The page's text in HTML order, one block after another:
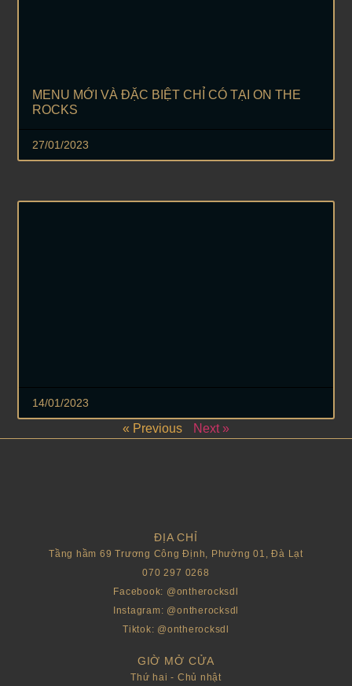
MENU MỚI VÀ ĐẶC BIỆT CHỈ CÓ TẠI ON THE
ROCKS
27/01/2023
14/01/2023
« Previous Next »
ĐỊA CHỈ
Tầng hầm 69 Trương Công Định, Phường 01, Đà Lạt
070 297 0268
Facebook: @ontherocksdl
Instagram: @ontherocksdl
Tiktok: @ontherocksdl
GIỜ MỞ CỬA
Thứ hai - Chủ nhật